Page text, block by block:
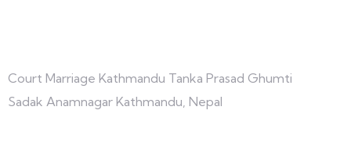
Court Marriage Kathmandu Tanka Prasad Ghumti
Sadak Anamnagar Kathmandu, Nepal